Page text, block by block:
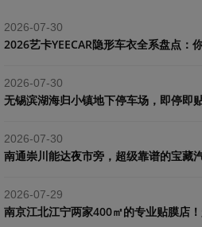
2026-07-30
2026艺卡YEECAR隐形车衣全系盘点：
2026-07-30
无锡滨湖海归小镇地下停车场，即停即
2026-07-30
南通崇川能达夜市旁，超级靠谱的宝藏
2026-07-29
南京江北江宁两家400㎡的专业贴膜店